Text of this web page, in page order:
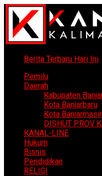
Berita Terbaru Hari Ini
Pemilu
Daerah
Kabupaten
Kota Banjarbaru
Kota
DISHUT PROV
KANAL-LINE
Hukum
Bisnis
Pendidikan
RELIGI